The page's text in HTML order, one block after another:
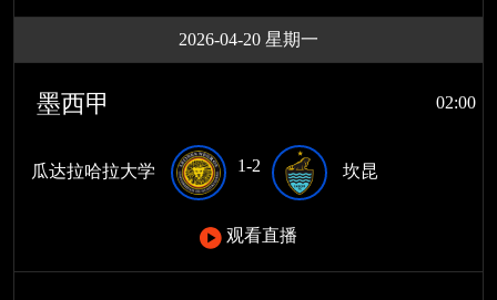
2026-04-20 星期一
墨西甲 02:00
瓜达拉哈拉大学 1-2 坎昆
观看直播